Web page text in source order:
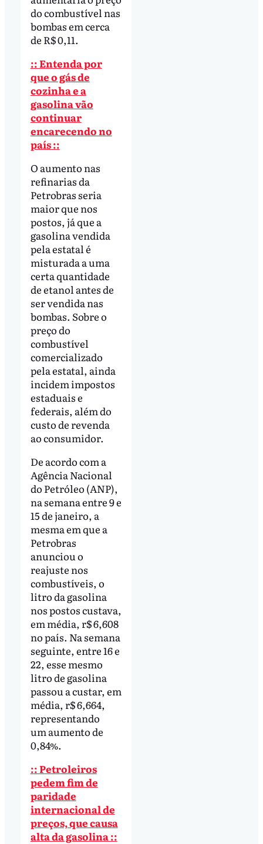
do combustível nas
bombas em cerca
de R$ 0,11.
:: Entenda por
que o gás de
cozinha e a
gasolina vão
continuar
encarecendo no
país ::
O aumento nas
refinarias da
Petrobras seria
maior que nos
postos, já que a
gasolina vendida
pela estatal é
misturada a uma
certa quantidade
de etanol antes de
ser vendida nas
bombas. Sobre o
preço do
combustível
comercializado
pela estatal, ainda
incidem impostos
estaduais e
federais, além do
custo de revenda
ao consumidor.
De acordo com a
Agência Nacional
do Petróleo (ANP),
na semana entre 9 e
15 de janeiro, a
mesma em que a
Petrobras
anunciou o
reajuste nos
combustíveis, o
litro da gasolina
nos postos custava,
em média, r$ 6,608
no país. Na semana
seguinte, entre 16 e
22, esse mesmo
litro de gasolina
passou a custar, em
média, r$ 6,664,
representando
um aumento de
0,84%.
:: Petroleiros
pedem fim de
paridade
internacional de
preços, que causa
alta da gasolina ::